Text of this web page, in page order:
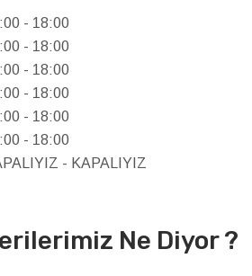
- 18:00
- 18:00
- 18:00
- 18:00
- 18:00
- 18:00
- KAPALIYIZ
Ne Diyor ?